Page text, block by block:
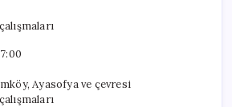
Ayasofya ve çevresi